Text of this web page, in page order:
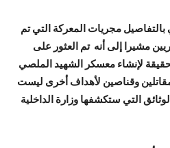
بالتفاصيل مجريات المعركة التي تم
مشيرا إلى أنه تم العثور على
لإنشاء معسكر الشهيد الملصي
وقناصين لأهداف أخرى ليست
التي ستكشفها وزارة الداخلية